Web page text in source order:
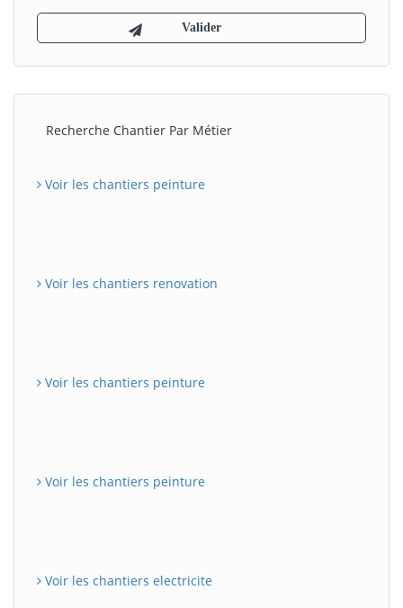
Recherche Chantier Par Métier
Voir les chantiers peinture
Voir les chantiers renovation
Voir les chantiers peinture
Voir les chantiers peinture
Voir les chantiers electricite